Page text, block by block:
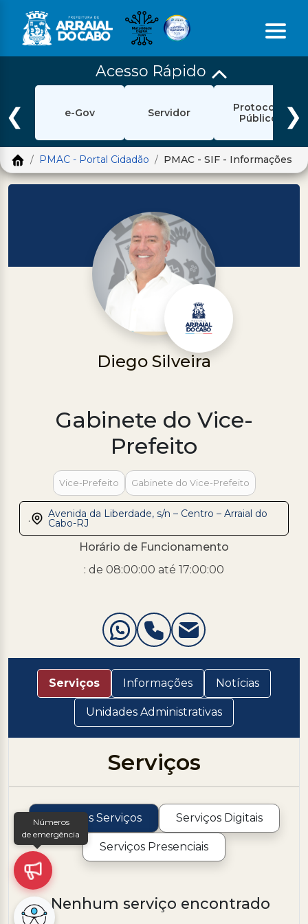
Início
Ouvidoria
Login
Pesquisar
Portal Cidadão
Política de Privacidade
Prefeitura
Processo Seletivo
Concursos
Cursos
Programas
Acesso Rápido
❮ e-Gov Servidor
Protocolo
Público
❯
PMAC - Portal Cidadão PMAC - SIF - Informações
Números
de emergência
Diego Silveira
Gabinete do Vice-
Prefeito
Vice-Prefeito Gabinete do Vice-Prefeito
. Avenida da Liberdade, s/n – Centro – Arraial do
Cabo-RJ
Horário de Funcionamento
: de 08:00:00 até 17:00:00
Serviços Informações Notícias
Unidades Administrativas
Serviços
Todos os Serviços Serviços Digitais
Serviços Presenciais
Nenhum serviço encontrado